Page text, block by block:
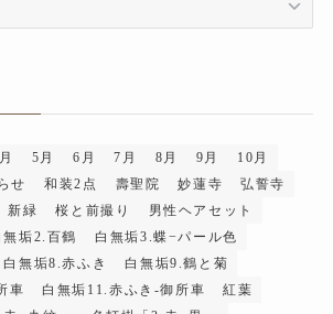
5月 6月 7月 8月 9月
10月
せ 和装2点 壽聖院 妙蓮寺
弘誓寺
新緑 桜と前撮り
男性ヘアセット
無垢2.百鶴
白無垢3.蝶−パール色
白無垢8.赤ふき
白無垢9.鶴と菊
車
白無垢11.赤ふき-御所車
紅葉